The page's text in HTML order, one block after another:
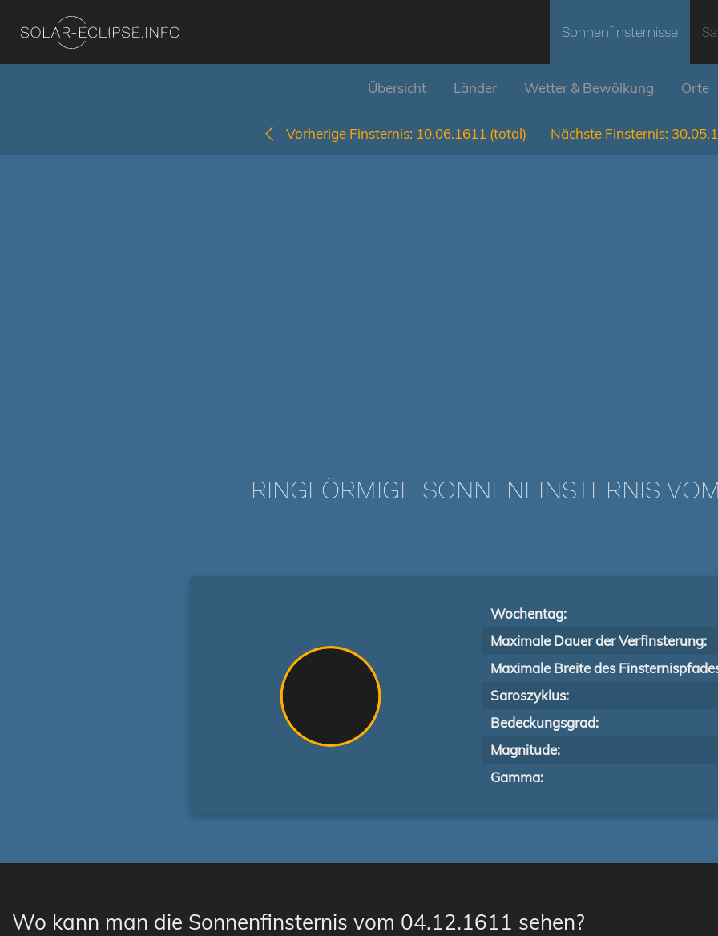
Sonnenfinsternisse
Übersicht Länder Wetter & Bewölkung Orte
Vorherige Finsternis: 10.06.1611 (total) Nächste Finsternis:
RINGFÖRMIGE SONNENFINSTERNIS VOM
Wochentag:
Maximale Dauer der Verfinsterung:
Maximale Breite des
Saroszyklus:
Bedeckungsgrad:
Magnitude:
Gamma:
Wo kann man die Sonnenfinsternis vom 04.12.1611 sehen?